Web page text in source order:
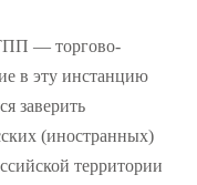
ТПП — торгово-
в эту инстанцию
заверить
(иностранных)
территории